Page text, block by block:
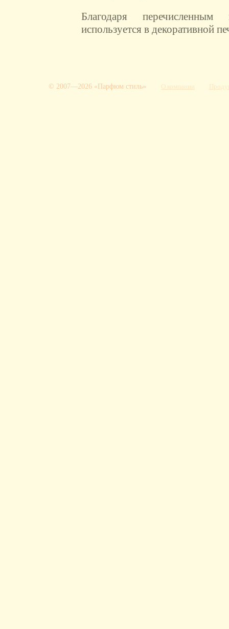
Благодаря перечисленным
используется в декоративной
© 2007—2026 «Парфюм стиль» О компании